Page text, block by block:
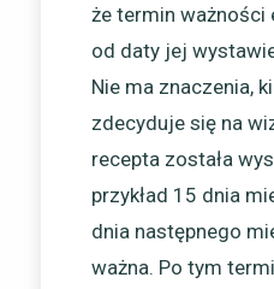
że termin ważności
od daty jej
Nie ma znaczenia,
zdecyduje się na
recepta została
przykład 15 dnia
dnia następnego
ważna. Po tym